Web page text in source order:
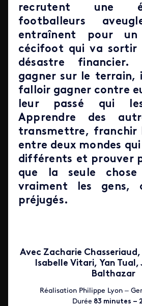
recrutent une
footballeurs
entraînent pour
cécifoot qui va sortir
désastre financier.
gagner sur le terrain,
falloir gagner contre
leur passé qui
Apprendre des
transmettre, franchir
entre deux mondes
différents et prouver
que la seule chose
vraiment les gens,
préjugés.
Avec Zacharie
Isabelle Vitari, Yan
Balthazar
Réalisation Philippe Lyon –
Durée 83 minutes –